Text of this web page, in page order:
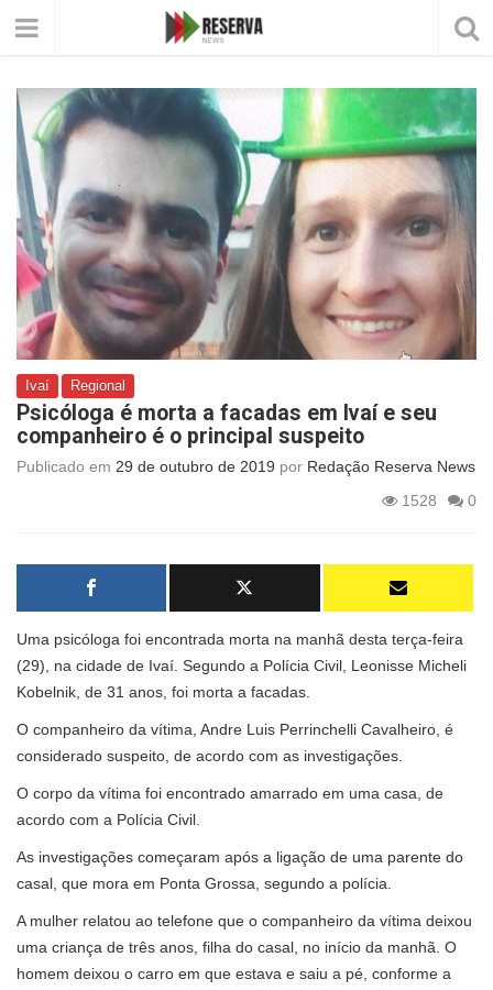
Ivaí Regional
Psicóloga é morta a facadas em Ivaí e seu
companheiro é o principal suspeito
Publicado em 29 de outubro de 2019 por Redação Reserva News
1528
0
Uma psicóloga foi encontrada morta na manhã desta terça-feira
(29), na cidade de Ivaí. Segundo a Polícia Civil, Leonisse Micheli
Kobelnik, de 31 anos, foi morta a facadas.
O companheiro da vítima, Andre Luis Perrinchelli Cavalheiro, é
considerado suspeito, de acordo com as investigações.
O corpo da vítima foi encontrado amarrado em uma casa, de
acordo com a Polícia Civil.
As investigações começaram após a ligação de uma parente do
casal, que mora em Ponta Grossa, segundo a polícia.
A mulher relatou ao telefone que o companheiro da vítima deixou
uma criança de três anos, filha do casal, no início da manhã. O
homem deixou o carro em que estava e saiu a pé, conforme a